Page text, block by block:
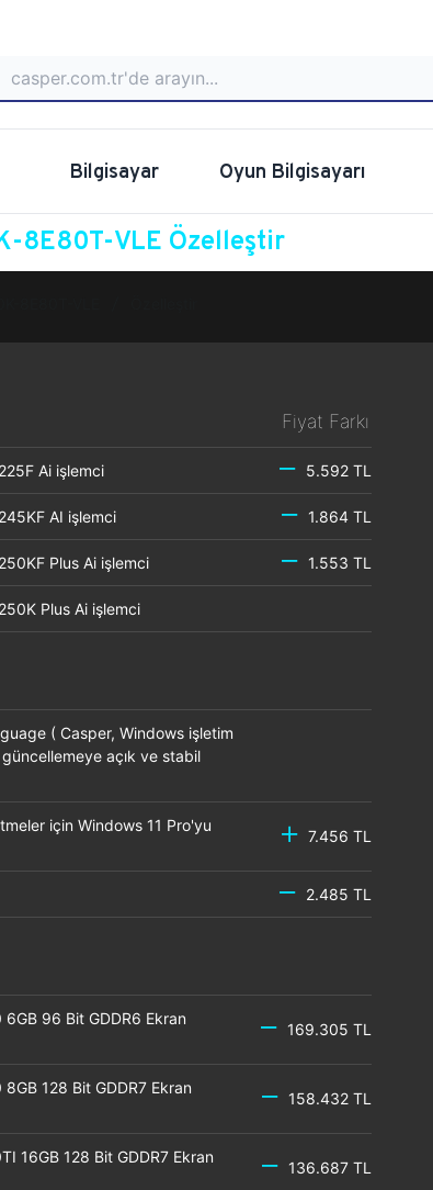
Bilgisayar Oyun Bilgisayarı
8E80T-VLE Özelleştir
Fiyat Farkı
Ai işlemci 5.592 TL
AI işlemci 1.864 TL
Plus Ai işlemci 1.553 TL
Plus Ai işlemci
( Casper, Windows işletim
açık ve stabil
için Windows 11 Pro'yu
7.456 TL
2.485 TL
96 Bit GDDR6 Ekran
169.305 TL
128 Bit GDDR7 Ekran
158.432 TL
16GB 128 Bit GDDR7 Ekran
136.687 TL